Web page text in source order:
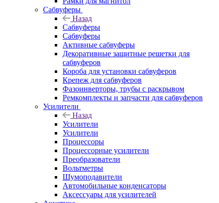
Сабвуферы
Назад
Сабвуферы
Сабвуферы
Активные сабвуферы
Декоративные защитные решетки для
сабвуферов
Короба для установки сабвуферов
Крепеж для сабвуферов
Фазоинверторы, трубы с раскрывом
Ремкомплекты и запчасти для сабвуферов
Усилители
Назад
Усилители
Усилители
Процессоры
Процессорные усилители
Преобразователи
Вольтметры
Шумоподавители
Автомобильные конденсаторы
Аксессуары для усилителей